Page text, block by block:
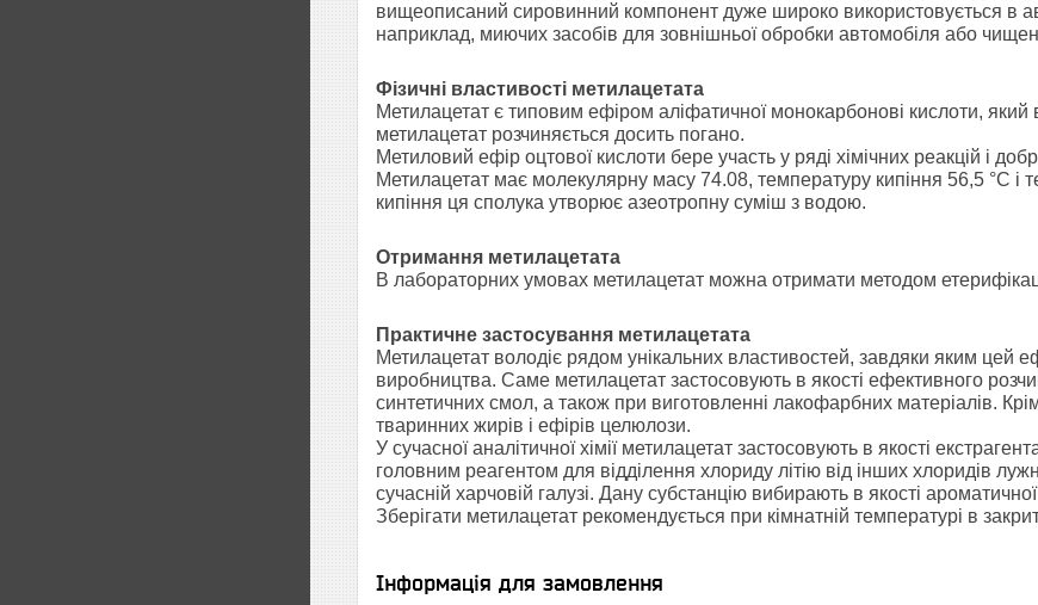
вищеописаний сировинний компонент дуже широко використовується в
наприклад, миючих засобів для зовнішньої обробки автомобіля або
Фізичні властивості метилацетата
Метилацетат є типовим ефіром аліфатичної монокарбонові кислоти, який
метилацетат розчиняється досить погано.
Метиловий ефір оцтової кислоти бере участь у ряді хімічних реакцій і
Метилацетат має молекулярну масу 74.08, температуру кипіння 56,5 °С і
кипіння ця сполука утворює азеотропну суміш з водою.
Отримання метилацетата
В лабораторних умовах метилацетат можна отримати методом
Практичне застосування метилацетата
Метилацетат володіє рядом унікальних властивостей, завдяки яким цей
виробництва. Саме метилацетат застосовують в якості ефективного
синтетичних смол, а також при виготовленні лакофарбних матеріалів.
тваринних жирів і ефірів целюлози.
У сучасної аналітичної хімії метилацетат застосовують в якості
головним реагентом для відділення хлориду літію від інших хлоридів
сучасній харчовій галузі. Дану субстанцію вибирають в якості
Зберігати метилацетат рекомендується при кімнатній температурі в
Інформація для замовлення